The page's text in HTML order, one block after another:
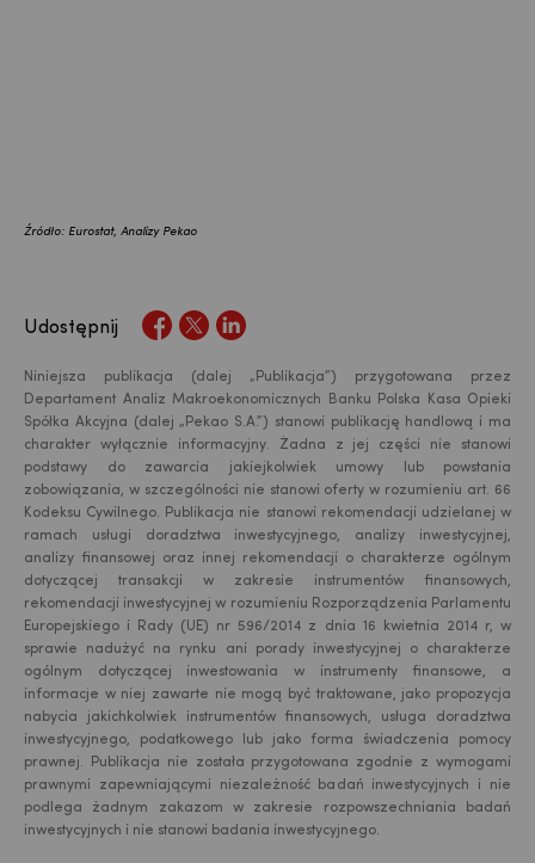
Źródło: Eurostat, Analizy Pekao
Udostępnij
Niniejsza publikacja (dalej „Publikacja”) przygotowana przez
Departament Analiz Makroekonomicznych Banku Polska Kasa Opieki
Spółka Akcyjna (dalej „Pekao S.A.”) stanowi publikację handlową i ma
charakter wyłącznie informacyjny. Żadna z jej części nie stanowi
podstawy do zawarcia jakiejkolwiek umowy lub powstania
zobowiązania, w szczególności nie stanowi oferty w rozumieniu art. 66
Kodeksu Cywilnego. Publikacja nie stanowi rekomendacji udzielanej w
ramach usługi doradztwa inwestycyjnego, analizy inwestycyjnej,
analizy finansowej oraz innej rekomendacji o charakterze ogólnym
dotyczącej transakcji w zakresie instrumentów finansowych,
rekomendacji inwestycyjnej w rozumieniu Rozporządzenia Parlamentu
Europejskiego i Rady (UE) nr 596/2014 z dnia 16 kwietnia 2014 r, w
sprawie nadużyć na rynku ani porady inwestycyjnej o charakterze
ogólnym dotyczącej inwestowania w instrumenty finansowe, a
informacje w niej zawarte nie mogą być traktowane, jako propozycja
nabycia jakichkolwiek instrumentów finansowych, usługa doradztwa
inwestycyjnego, podatkowego lub jako forma świadczenia pomocy
prawnej. Publikacja nie została przygotowana zgodnie z wymogami
prawnymi zapewniającymi niezależność badań inwestycyjnych i nie
podlega żadnym zakazom w zakresie rozpowszechniania badań
inwestycyjnych i nie stanowi badania inwestycyjnego.
USD
EUR